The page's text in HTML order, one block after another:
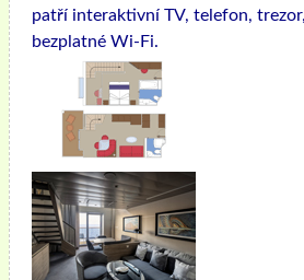
patří interaktivní TV, telefon,
bezplatné Wi-Fi.